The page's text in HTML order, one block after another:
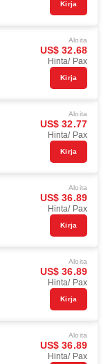
Kirja
Aloita
US$ 32.68
Hinta/ Pax
Kirja
Aloita
US$ 32.77
Hinta/ Pax
Kirja
Aloita
US$ 36.89
Hinta/ Pax
Kirja
Aloita
US$ 36.89
Hinta/ Pax
Kirja
Aloita
US$ 36.89
Hinta/ Pax